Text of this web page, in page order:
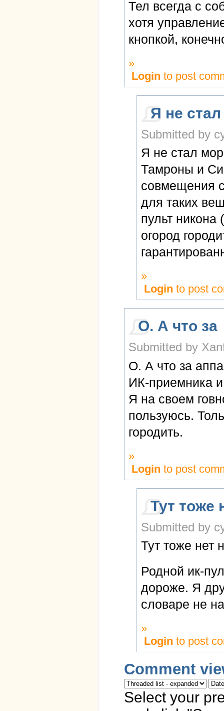
Тел всегда с
хотя
кнопкой,
»
Login to post
Я не стал
Submitted by
Я не стал
Тамроны и
совмещения
для таких
пульт никона
огород
»
Login to post
О. А что за
Submitted by
О. А что за
ИК-приемника
Я на своем
пользуюсь.
городить.
»
Login to post
Тут тоже
Submitted by
Тут тоже нет
Родной ик-
дороже. Я
словаре не
»
Login to post
Comment
Select your